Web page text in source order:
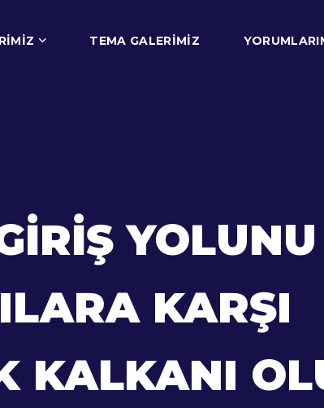
TEMA GALERIMIZ
KARŞI
KALKANI